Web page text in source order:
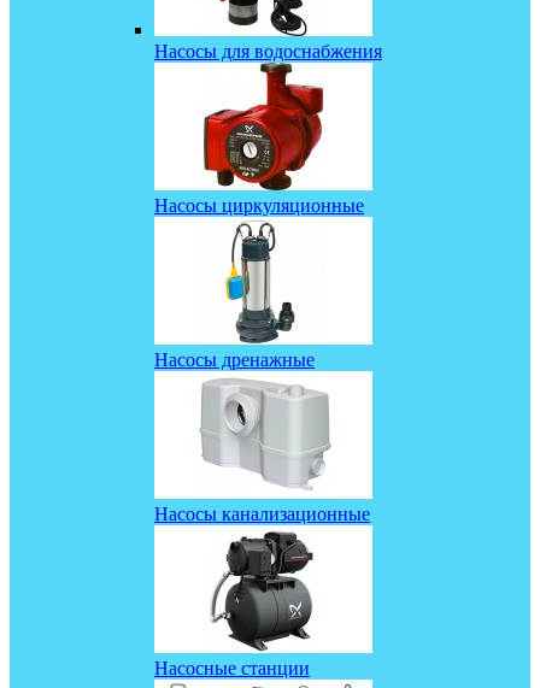
Насосы для водоснабжения
Насосы циркуляционные
Насосы дренажные
Насосы канализационные
Насосные станции